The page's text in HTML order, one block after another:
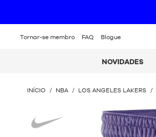
Tornar-se membro FAQ Blogue
NOVIDADES
ESTÁ
INÍCIO / NBA / LOS ANGELES LAKERS /